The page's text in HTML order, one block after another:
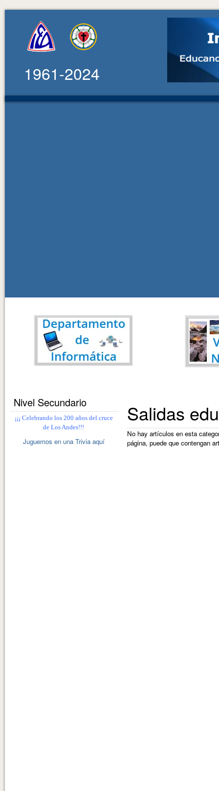
1961-2024
Nivel Secundario
¡¡¡ Celebrando los 200 años del cruce
de Los Andes!!!
Juguemos en una Trivia aquí
Salidas
No hay artículos en esta
página, puede que contengan